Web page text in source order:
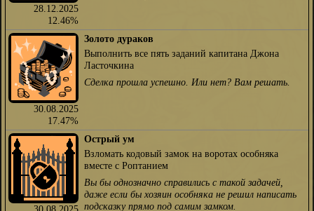
28.12.2025
12.46%
30.08.2025
17.47%
Золото дураков
Выполнить все пять заданий капитана Джона
Ласточкина
Сделка прошла успешно. Или нет? Вам решать.
Острый ум
Взломать кодовый замок на воротах особняка
вместе с Роптанием
Вы бы однозначно справились с такой задачей,
даже если бы хозяин особняка не решил написать
подсказку прямо под самим замком.